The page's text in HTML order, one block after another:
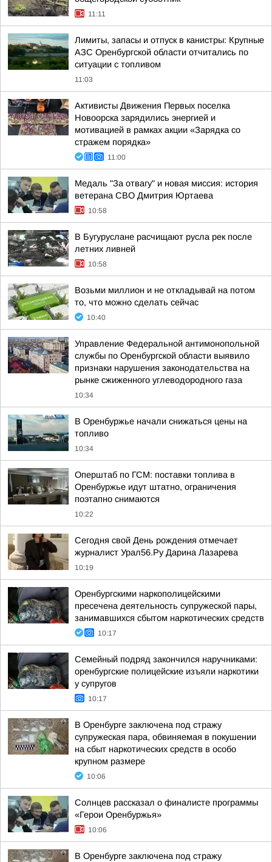
11:11
Лимиты, запасы и отпуск в канистры: Крупные
АЗС Оренбургской области отчитались по
ситуации с топливом
11:03
Активисты Движения Первых поселка
Новоорска зарядились энергией и
мотивацией в рамках акции «Зарядка со
стражем порядка»
11:00
Медаль "За отвагу" и новая миссия: история
ветерана СВО Дмитрия Юртаева
10:58
В Бугуруслане расчищают русла рек после
летних ливней
10:58
Возьми миллион и не откладывай на потом
то, что можно сделать сейчас
10:40
Управление Федеральной антимонопольной
службы по Оренбургской области выявило
признаки нарушения законодательства на
рынке сжиженного углеводородного газа
10:34
В Оренбуржье начали снижаться цены на
топливо
10:34
Оперштаб по ГСМ: поставки топлива в
Оренбуржье идут штатно, ограничения
поэтапно снимаются
10:22
Сегодня свой День рождения отмечает
журналист Урал56.Ру Дарина Лазарева
10:19
Оренбургскими наркополицейскими
пресечена деятельность супружеской пары,
занимавшихся сбытом наркотических средств
10:17
Семейный подряд закончился наручниками:
оренбургские полицейские изъяли наркотики
у супругов
10:17
В Оренбурге заключена под стражу
супружеская пара, обвиняемая в покушении
на сбыт наркотических средств в особо
крупном размере
10:06
Солнцев рассказал о финалисте программы
«Герои Оренбуржья»
10:06
В Оренбурге заключена под стражу